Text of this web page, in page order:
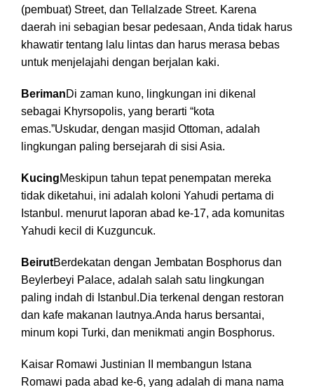
(pembuat) Street, dan Tellalzade Street. Karena
daerah ini sebagian besar pedesaan, Anda tidak harus
khawatir tentang lalu lintas dan harus merasa bebas
untuk menjelajahi dengan berjalan kaki.
BerimanDi zaman kuno, lingkungan ini dikenal
sebagai Khyrsopolis, yang berarti “kota
emas.”Uskudar, dengan masjid Ottoman, adalah
lingkungan paling bersejarah di sisi Asia.
KucingMeskipun tahun tepat penempatan mereka
tidak diketahui, ini adalah koloni Yahudi pertama di
Istanbul. menurut laporan abad ke-17, ada komunitas
Yahudi kecil di Kuzguncuk.
BeirutBerdekatan dengan Jembatan Bosphorus dan
Beylerbeyi Palace, adalah salah satu lingkungan
paling indah di Istanbul.Dia terkenal dengan restoran
dan kafe makanan lautnya.Anda harus bersantai,
minum kopi Turki, dan menikmati angin Bosphorus.
Kaisar Romawi Justinian II membangun Istana
Romawi pada abad ke-6, yang adalah di mana nama